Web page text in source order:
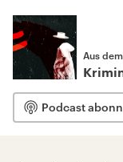
Aus
Podcast